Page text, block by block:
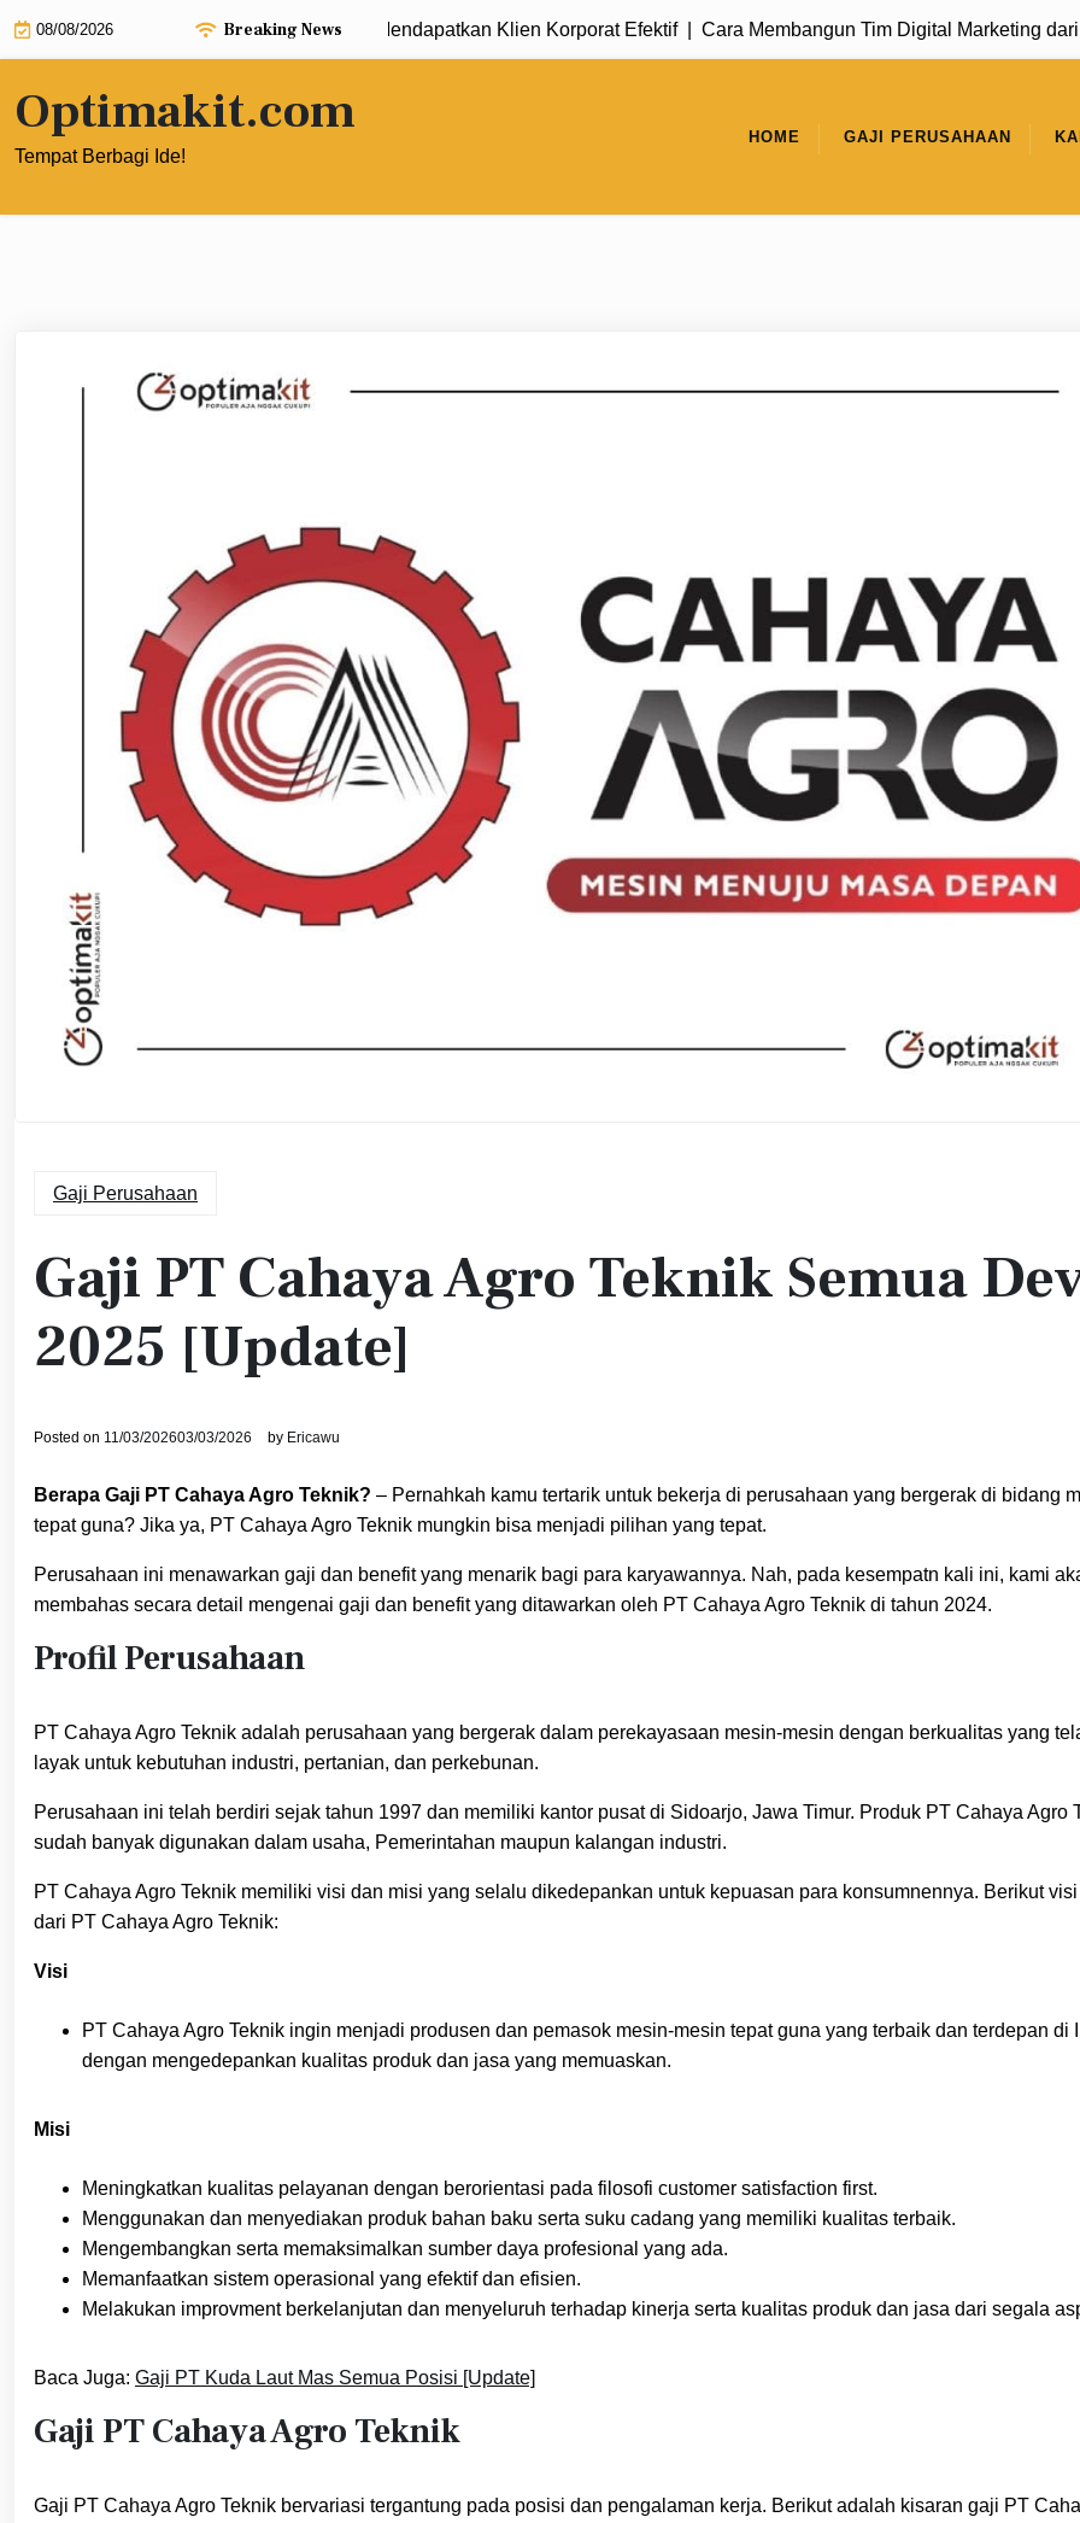
08/08/2026 Breaking News
Strategi B2B Digital Marketing untuk Mendapatkan Klien Korporat Efektif |Cara Membangun Tim Digital Marketing dari Nol
Optimakit.com
Tempat Berbagi Ide!
HOME GAJI PERUSAHAAN
Gaji Perusahaan
Gaji PT Cahaya Agro Teknik Semua
2025 [Update]
Posted on 11/03/202603/03/2026 by Ericawu
Berapa Gaji PT Cahaya Agro Teknik? – Pernahkah kamu tertarik untuk bekerja di perusahaan yang bergerak di bidang
tepat guna? Jika ya, PT Cahaya Agro Teknik mungkin bisa menjadi pilihan yang tepat.
Perusahaan ini menawarkan gaji dan benefit yang menarik bagi para karyawannya. Nah, pada kesempatn kali ini, kami
membahas secara detail mengenai gaji dan benefit yang ditawarkan oleh PT Cahaya Agro Teknik di tahun 2024.
Profil Perusahaan
PT Cahaya Agro Teknik adalah perusahaan yang bergerak dalam perekayasaan mesin-mesin dengan berkualitas yang
layak untuk kebutuhan industri, pertanian, dan perkebunan.
Perusahaan ini telah berdiri sejak tahun 1997 dan memiliki kantor pusat di Sidoarjo, Jawa Timur. Produk PT Cahaya Agro
sudah banyak digunakan dalam usaha, Pemerintahan maupun kalangan industri.
PT Cahaya Agro Teknik memiliki visi dan misi yang selalu dikedepankan untuk kepuasan para konsumnennya. Berikut
dari PT Cahaya Agro Teknik:
Visi
PT Cahaya Agro Teknik ingin menjadi produsen dan pemasok mesin-mesin tepat guna yang terbaik dan terdepan di
dengan mengedepankan kualitas produk dan jasa yang memuaskan.
Misi
Meningkatkan kualitas pelayanan dengan berorientasi pada filosofi customer satisfaction first.
Menggunakan dan menyediakan produk bahan baku serta suku cadang yang memiliki kualitas terbaik.
Mengembangkan serta memaksimalkan sumber daya profesional yang ada.
Memanfaatkan sistem operasional yang efektif dan efisien.
Melakukan improvment berkelanjutan dan menyeluruh terhadap kinerja serta kualitas produk dan jasa dari segala
Baca Juga: Gaji PT Kuda Laut Mas Semua Posisi [Update]
Gaji PT Cahaya Agro Teknik
Gaji PT Cahaya Agro Teknik bervariasi tergantung pada posisi dan pengalaman kerja. Berikut adalah kisaran gaji PT